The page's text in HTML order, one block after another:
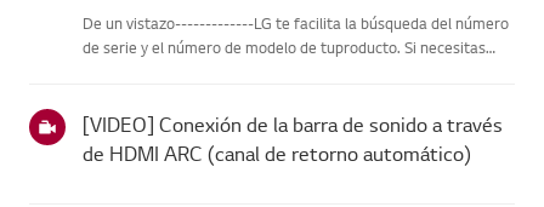
De un vistazo-------------LG te facilita la búsqueda del número
de serie y el número de modelo de tuproducto. Si necesitas
[VIDEO] Conexión de la barra de sonido a través
de HDMI ARC (canal de retorno automático)